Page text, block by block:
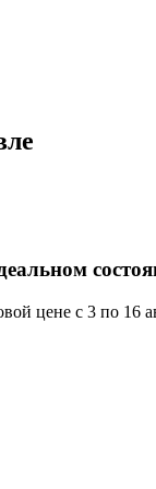
цене с 3 по 16